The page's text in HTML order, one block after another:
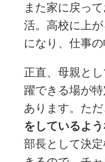
また家に戻っ
活。高校に上
になり、仕事
正直、母親と
躍できる場が
あります。ただ
をしているよ
部長として決